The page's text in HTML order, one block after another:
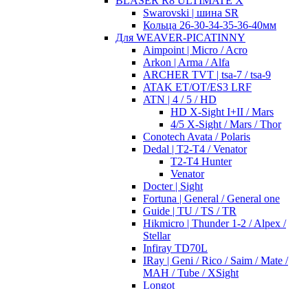
Swarovski | шина SR
Кольца 26-30-34-35-36-40мм
Для WEAVER-PICATINNY
Aimpoint | Micro / Acro
Arkon | Arma / Alfa
ARCHER TVT | tsa-7 / tsa-9
ATAK ET/OT/ES3 LRF
ATN | 4 / 5 / HD
HD X-Sight I+II / Mars
4/5 X-Sight / Mars / Thor
Conotech Avata / Polaris
Dedal | T2-T4 / Venator
T2-T4 Hunter
Venator
Docter | Sight
Fortuna | General / General one
Guide | TU / TS / TR
Hikmicro | Thunder 1-2 / Alpex /
Stellar
Infiray TD70L
IRay | Geni / Rico / Saim / Mate /
MAH / Tube / XSight
Longot